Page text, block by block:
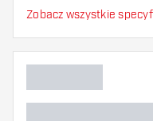
Długość grota
Zobacz wszystkie